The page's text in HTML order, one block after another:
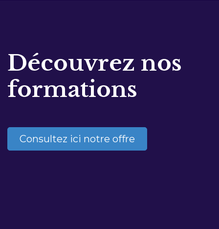
Découvrez nos
formations
Consultez ici notre offre